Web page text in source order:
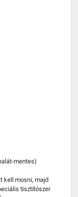
mentes)
kell mosni, majd
tisztítószer